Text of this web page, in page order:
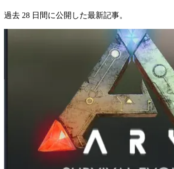
過去 28 日間に公開した最新記事。